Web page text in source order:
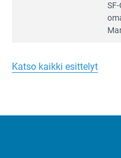
Turun
liepeillä
Katso kaikki esittelyt